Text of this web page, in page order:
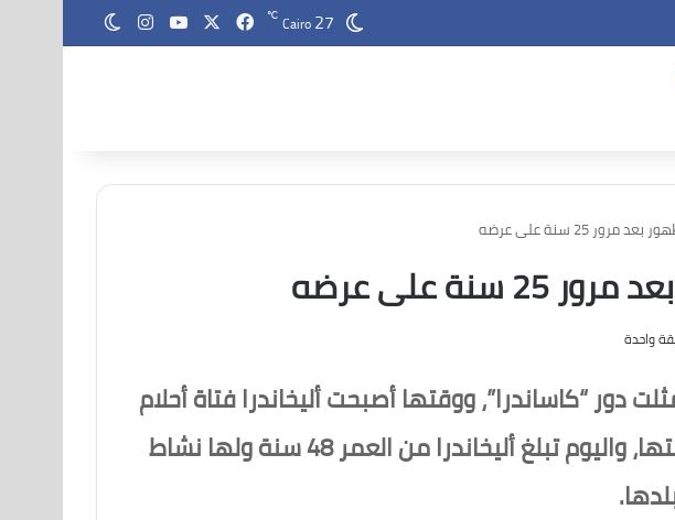
Cairo27
℃ فيسبوك ‫YouTubeانستقرام
25 سنة على عرضه
على عرضه
واحدة
“كاساندرا”، ووقتها أصبحت أليخاندرا فتاة أحلام
الكثير من الشباب في هذه المدّة، حيث لفتت كل الأنظار بجمالها ورقتها، واليوم تبلغ أليخاندرا من العمر 48 سنة ولها نشاط